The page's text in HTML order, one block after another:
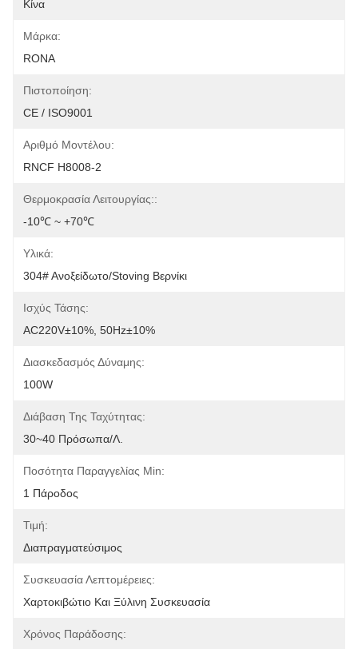
Κίνα
Μάρκα:
RONA
Πιστοποίηση:
CE / ISO9001
Αριθμό Μοντέλου:
RNCF H8008-2
Θερμοκρασία Λειτουργίας::
-10℃ ~ +70℃
Υλικά:
304# Ανοξείδωτο/Stoving Βερνίκι
Ισχύς Τάσης:
AC220V±10%, 50Hz±10%
Διασκεδασμός Δύναμης:
100W
Διάβαση Της Ταχύτητας:
30~40 Πρόσωπα/λ.
Ποσότητα Παραγγελίας Min:
1 Πάροδος
Τιμή:
Διαπραγματεύσιμος
Συσκευασία Λεπτομέρειες:
Χαρτοκιβώτιο Και Ξύλινη Συσκευασία
Χρόνος Παράδοσης: